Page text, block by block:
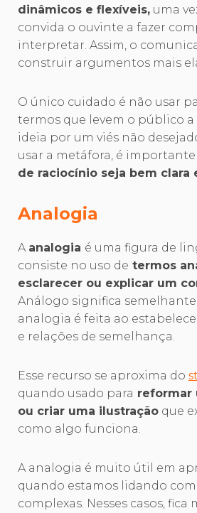
dinâmicos e flexíveis, uma
convida o ouvinte a fazer
interpretar. Assim, o
construir argumentos mais
O único cuidado é não usar
termos que levem o público
ideia por um viés não
usar a metáfora, é importante
de raciocínio seja bem clara
Analogia
A analogia é uma figura de
consiste no uso de termos
esclarecer ou explicar um
Análogo significa
analogia é feita ao
e relações de semelhança.
Esse recurso se aproxima do
quando usado para reformar
ou criar uma ilustração que
como algo funciona.
A analogia é muito útil em
quando estamos lidando
complexas. Nesses casos, fica